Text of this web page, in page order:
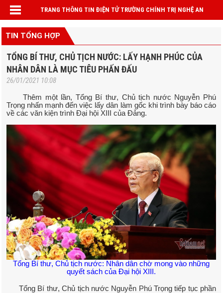
TRANG THÔNG TIN ĐIỆN TỬ TRƯỜNG CHÍNH TRỊ NGHỆ AN
TIN TỔNG HỢP
TỔNG BÍ THƯ, CHỦ TỊCH NƯỚC: LẤY HẠNH PHÚC CỦA
NHÂN DÂN LÀ MỤC TIÊU PHẤN ĐẤU
26/01/2021 10:08
Thêm một lần, Tổng Bí thư, Chủ tịch nước Nguyễn Phú
Trọng nhấn mạnh đến việc lấy dân làm gốc khi trình bày báo cáo
về các văn kiện trình Đại hội XIII của Đảng.
Tổng Bí thư, Chủ tịch nước: Nhân dân chờ mong vào những
quyết sách của Đại hội XIII.
Tổng Bí thư, Chủ tịch nước Nguyễn Phú Trọng tiếp tục phần